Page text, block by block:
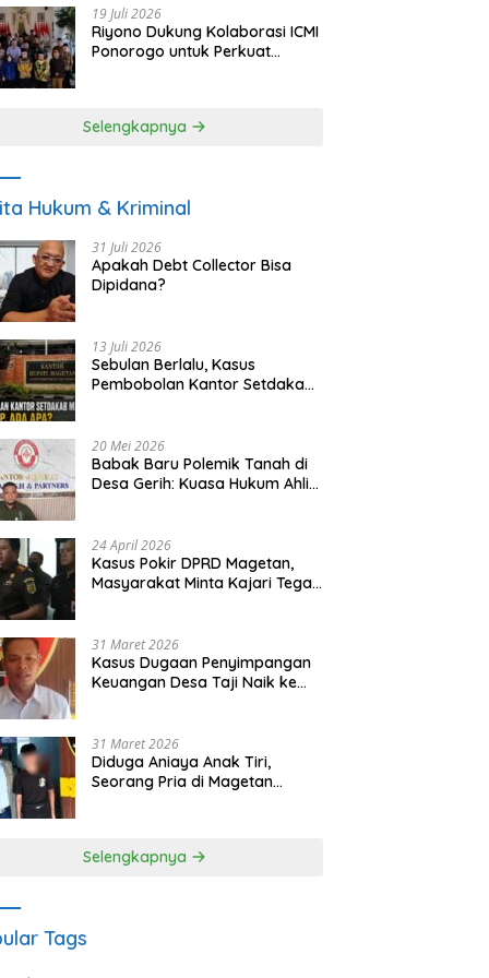
19 Juli 2026
Riyono Dukung Kolaborasi ICMI
Ponorogo untuk Perkuat
Selengkapnya
Hukum & Kriminal
31 Juli 2026
Apakah Debt Collector Bisa
Dipidana?
13 Juli 2026
Sebulan Berlalu, Kasus
Pembobolan Kantor Setdakab
20 Mei 2026
Babak Baru Polemik Tanah di
Desa Gerih: Kuasa Hukum Ahli
24 April 2026
Kasus Pokir DPRD Magetan,
Masyarakat Minta Kajari Tegak
31 Maret 2026
Kasus Dugaan Penyimpangan
Keuangan Desa Taji Naik ke
31 Maret 2026
Diduga Aniaya Anak Tiri,
Seorang Pria di Magetan
Selengkapnya
Tags